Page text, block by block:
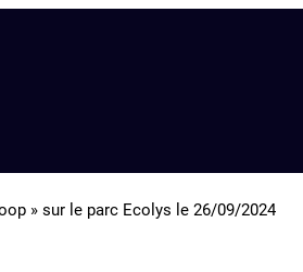
» sur le parc Ecolys le 26/09/2024